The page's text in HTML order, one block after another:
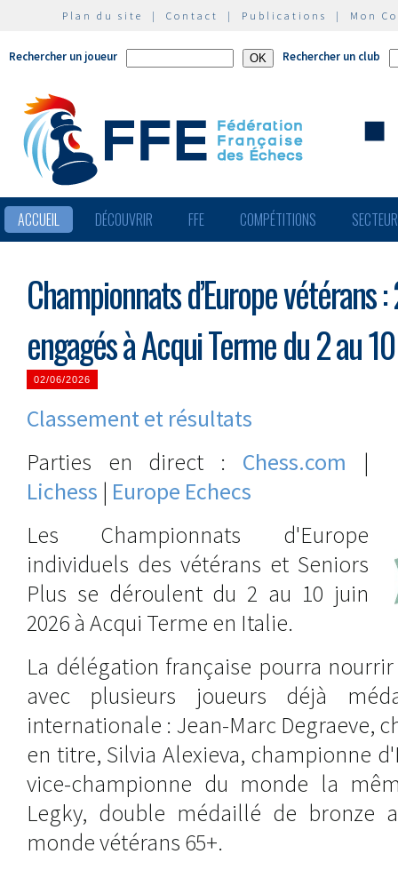
Plan du site | Contact | Publications | Mon
Rechercher un joueur Rechercher un club
ACCUEIL DÉCOUVRIR FFE COMPÉTITIONS
Championnats d’Europe vétérans
engagés à Acqui Terme du 2 au
02/06/2026
Classement et résultats
Parties en direct : Chess.com |
Lichess | Europe Echecs
Les Championnats d'Europe
individuels des vétérans et Seniors
Plus se déroulent du 2 au 10 juin
2026 à Acqui Terme en Italie.
La délégation française pourra
avec plusieurs joueurs déjà
internationale : Jean-Marc Degraeve,
en titre, Silvia Alexieva, championne
vice-championne du monde la
Legky, double médaillé de bronze
monde vétérans 65+.